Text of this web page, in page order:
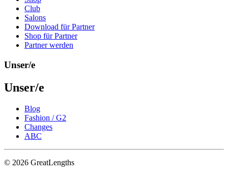
Club
Salons
Download für Partner
Shop für Partner
Partner werden
Unser/e
Unser/e
Blog
Fashion / G2
Changes
ABC
© 2026 GreatLengths